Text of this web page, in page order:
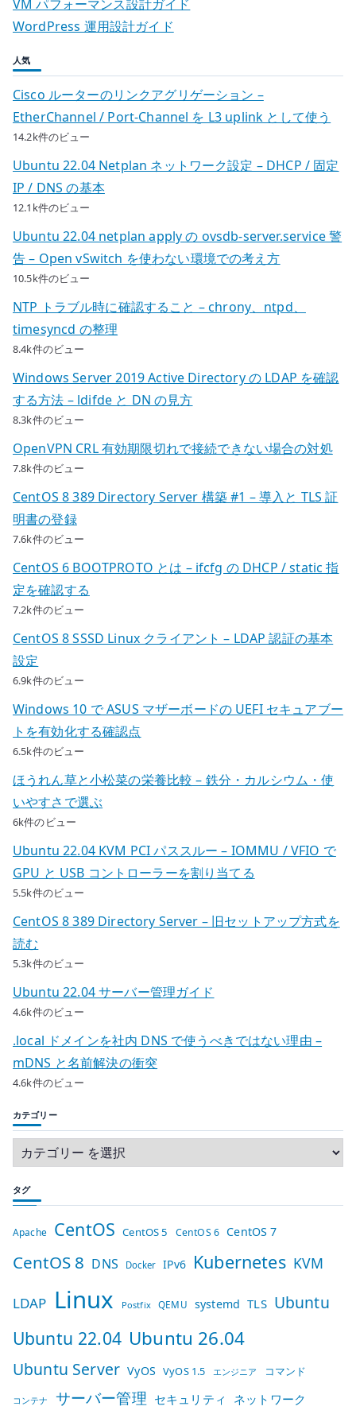
VM パフォーマンス設計ガイド
WordPress 運用設計ガイド
人気
Cisco ルーターのリンクアグリゲーション –
EtherChannel / Port-Channel を L3 uplink として使う
14.2k件のビュー
Ubuntu 22.04 Netplan ネットワーク設定 – DHCP / 固定
IP / DNS の基本
12.1k件のビュー
Ubuntu 22.04 netplan apply の ovsdb-server.service 警
告 – Open vSwitch を使わない環境での考え方
10.5k件のビュー
NTP トラブル時に確認すること – chrony、ntpd、
timesyncd の整理
8.4k件のビュー
Windows Server 2019 Active Directory の LDAP を確認
する方法 – ldifde と DN の見方
8.3k件のビュー
OpenVPN CRL 有効期限切れで接続できない場合の対処
7.8k件のビュー
CentOS 8 389 Directory Server 構築 #1 – 導入と TLS 証
明書の登録
7.6k件のビュー
CentOS 6 BOOTPROTO とは – ifcfg の DHCP / static 指
定を確認する
7.2k件のビュー
CentOS 8 SSSD Linux クライアント – LDAP 認証の基本
設定
6.9k件のビュー
Windows 10 で ASUS マザーボードの UEFI セキュアブー
トを有効化する確認点
6.5k件のビュー
ほうれん草と小松菜の栄養比較 – 鉄分・カルシウム・使
いやすさで選ぶ
6k件のビュー
Ubuntu 22.04 KVM PCI パススルー – IOMMU / VFIO で
GPU と USB コントローラーを割り当てる
5.5k件のビュー
CentOS 8 389 Directory Server – 旧セットアップ方式を
読む
5.3k件のビュー
Ubuntu 22.04 サーバー管理ガイド
4.6k件のビュー
.local ドメインを社内 DNS で使うべきではない理由 –
mDNS と名前解決の衝突
4.6k件のビュー
カテゴリー
タグ
Apache CentOS CentOS 5 CentOS 6 CentOS 7
CentOS 8 DNS Docker IPv6 Kubernetes KVM
LDAP Linux Postfix QEMU systemd TLS Ubuntu
Ubuntu 22.04 Ubuntu 26.04
Ubuntu Server VyOS VyOS 1.5 エンジニア コマンド
コンテナ サーバー管理 セキュリティ ネットワーク